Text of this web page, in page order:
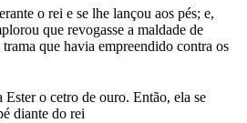
o rei e se lhe lançou aos pés; e,
que revogasse a maldade de
que havia empreendido contra os
Ester o cetro de ouro. Então, ela se
diante do rei